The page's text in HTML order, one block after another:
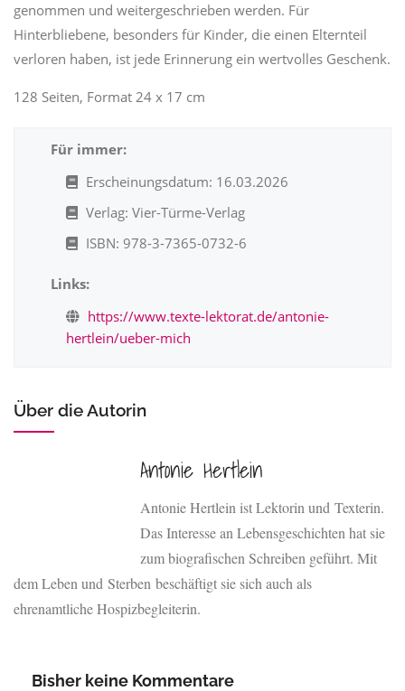
genommen und weitergeschrieben werden. Für
Hinterbliebene, besonders für Kinder, die einen Elternteil
verloren haben, ist jede Erinnerung ein wertvolles Geschenk.
128 Seiten, Format 24 x 17 cm
Für immer:
Erscheinungsdatum: 16.03.2026
Verlag: Vier-Türme-Verlag
ISBN: 978-3-7365-0732-6
Links:
https://www.texte-lektorat.de/antonie-
hertlein/ueber-mich
Über die Autorin
Antonie Hertlein
Antonie Hertlein ist Lektorin und Texterin.
Das Interesse an Lebensgeschichten hat sie
zum biografischen Schreiben geführt. Mit
dem Leben und Sterben beschäftigt sie sich auch als
ehrenamtliche Hospizbegleiterin.
Bisher keine Kommentare